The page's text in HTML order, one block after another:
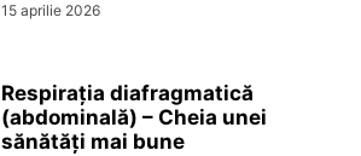
15 aprilie 2026
Respirația diafragmatică
(abdominală) – Cheia unei
sănătăți mai bune